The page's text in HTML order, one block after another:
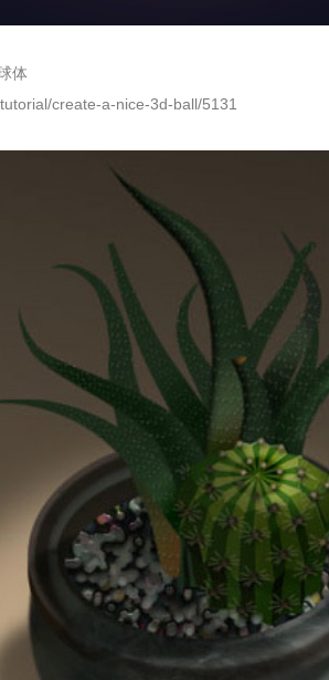
体
create-a-nice-3d-ball/5131